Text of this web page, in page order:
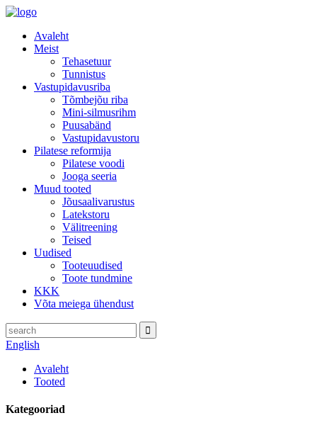
Avaleht
Meist
Tehasetuur
Tunnistus
Vastupidavusriba
Tõmbejõu riba
Mini-silmusrihm
Puusabänd
Vastupidavustoru
Pilatese reformija
Pilatese voodi
Jooga seeria
Muud tooted
Jõusaalivarustus
Latekstoru
Välitreening
Teised
Uudised
Tooteuudised
Toote tundmine
KKK
Võta meiega ühendust
English
Avaleht
Tooted
Kategooriad